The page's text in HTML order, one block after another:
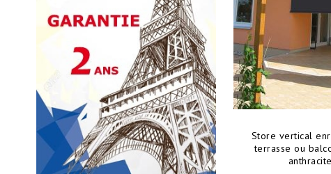
Store vertical
terrasse ou